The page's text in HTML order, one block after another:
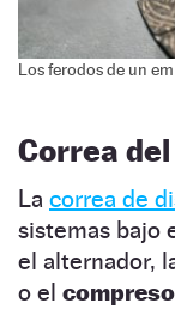
Los ferodos de un
Correa
La correa de
sistemas bajo
el alternador,
o el